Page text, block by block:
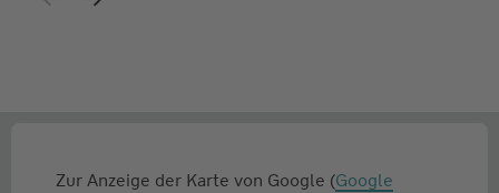
Zur Anzeige der Karte von Google (Google